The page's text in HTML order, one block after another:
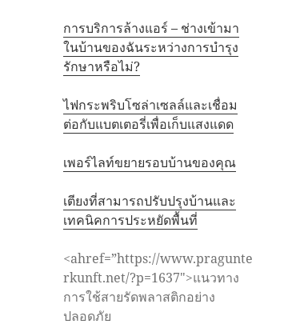
การบริการล้างแอร์ – ช่างเข้ามา
ในบ้านของฉันระหว่างการบำรุง
รักษาหรือไม่?
ไฟกระพริบโซล่าเซลล์และเชื่อม
ต่อกับแบตเตอรี่เพื่อเก็บแสงแดด
เพอร์ไลท์ขยายรอบบ้านของคุณ
เตียงที่สามารถปรับปรุงบ้านและ
เทคนิคการประหยัดพื้นที่
<ahref=”https://www.pragunte
rkunft.net/?p=1637″>แนวทาง
การใช้สายรัดพลาสติกอย่าง
ปลอดภัย